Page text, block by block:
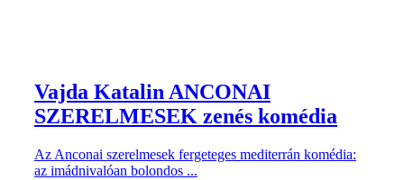
Vajda Katalin ANCONAI
SZERELMESEK zenés komédia
Az Anconai szerelmesek fergeteges mediterrán komédia:
az imádnivalóan bolondos ...